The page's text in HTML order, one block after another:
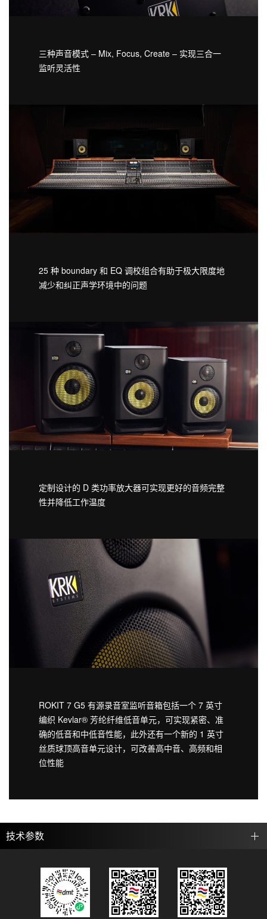
三种声音模式 – Mix, Focus, Create – 实现三合一
监听灵活性
25 种 boundary 和 EQ 调校组合有助于极大限度地
减少和纠正声学环境中的问题
定制设计的 D 类功率放大器可实现更好的音频完整
性并降低工作温度
ROKIT 7 G5 有源录音室监听音箱包括一个 7 英寸
编织 Kevlar® 芳纶纤维低音单元，可实现紧密、准
确的低音和中低音性能，此外还有一个新的 1 英寸
丝质球顶高音单元设计，可改善高中音、高频和相
位性能
技术参数